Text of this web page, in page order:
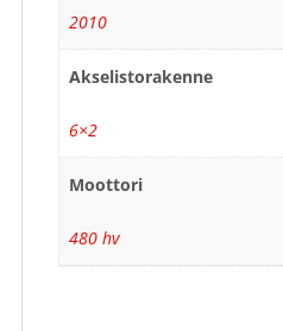
2010
Akselistorakenne
6×2
Moottori
480 hv